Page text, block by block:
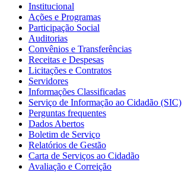
Institucional
Ações e Programas
Participação Social
Auditorias
Convênios e Transferências
Receitas e Despesas
Licitações e Contratos
Servidores
Informações Classificadas
Serviço de Informação ao Cidadão (SIC)
Perguntas frequentes
Dados Abertos
Boletim de Serviço
Relatórios de Gestão
Carta de Serviços ao Cidadão
Avaliação e Correição